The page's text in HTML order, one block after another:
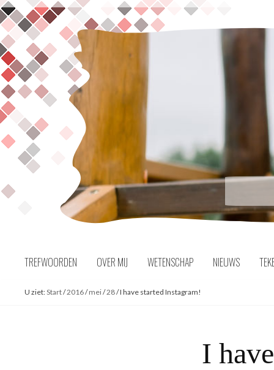
Naar
inhoud
TREFWOORDEN OVER MIJ WETENSCHAP NIEUWS
U ziet:Start/2016/mei/28/I have started Instagram!
I